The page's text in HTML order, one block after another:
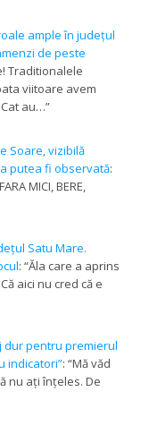
ample în județul
de peste
Traditionalele
viitoare avem
au…”
Soare, vizibilă
putea fi observată:
MICI, BERE,
Satu Mare.
: “Ăla care a aprins
aici nu cred că e
dur pentru premierul
indicatori”: “Mă văd
nu ați înțeles. De